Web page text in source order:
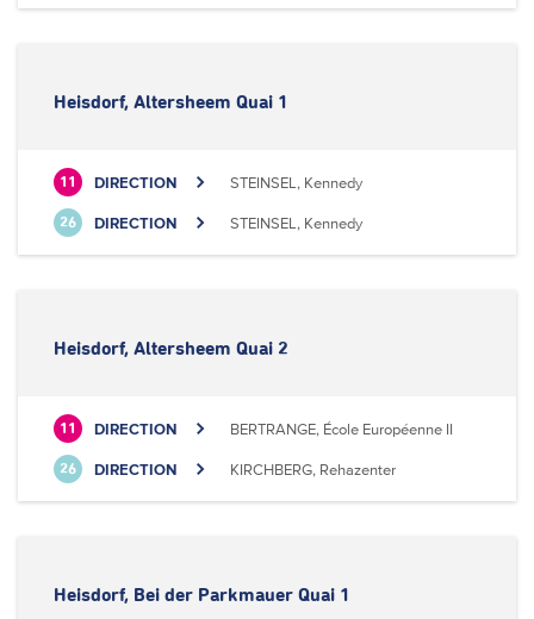
Heisdorf, Altersheem Quai 1
11 DIRECTION STEINSEL, Kennedy
26 DIRECTION STEINSEL, Kennedy
Heisdorf, Altersheem Quai 2
11 DIRECTION BERTRANGE, École Européenne II
26 DIRECTION KIRCHBERG, Rehazenter
Heisdorf, Bei der Parkmauer Quai 1